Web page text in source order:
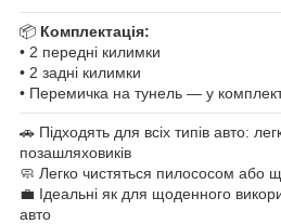
📦 Комплектація:
• 2 передні килимки
• 2 задні килимки
• Перемичка на тунель — у
🚗 Підходять для всіх типів авто:
позашляховиків
🧼 Легко чистяться пилососом або
💼 Ідеальні як для щоденного
авто